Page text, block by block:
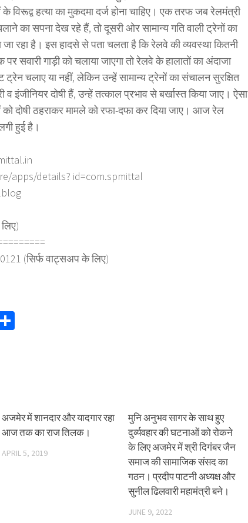
विरूद्व हत्या का मुकदमा दर्ज होना चाहिए। एक तरफ जब रेलमंत्री
का सपना देख रहे हैं, तो दूसरी ओर सामान्य गति वाली ट्रेनों का
रहा है। इस हादसे से पता चलता है कि रेलवे की व्यवस्था कितनी
सवारी गाड़ी को चलाया जाएगा तो रेलवे के हालातों का अंदाजा
चलाए या नहीं, लेकिन उन्हें सामान्य ट्रेनों का संचालन सुरक्षित
इंजीनियर दोषी हैं, उन्हें तत्काल प्रभाव से बर्खास्त किया जाए। ऐसा
को दोषी ठहराकर मामले को रफा-दफा कर दिया जाए। आज रेल
हुई है।
apps/details? id=com.spmittal
(सिर्फ वाट्सअप के लिए)
अजमेर में शानदार और यादगार रहा
आज तक का राज तिलक।
APRIL 5, 2019
मुनि अनुभव सागर के साथ हुए
दुर्व्यवहार की घटनाओं को रोकने
के लिए अजमेर में श्री दिगंबर जैन
समाज की सामाजिक संसद का
गठन। प्रदीप पाटनी अध्यक्ष और
सुनील ढिलवारी महामंत्री बने।
JUNE 9, 2022